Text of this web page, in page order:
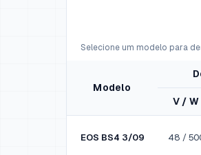
Selecione um modelo para
Modelo
V / W
EOS BS4 3/09 48 /